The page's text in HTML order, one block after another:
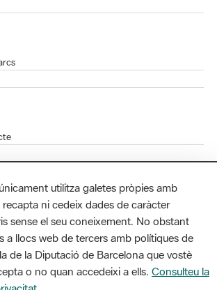
ACCESSIBILITAT
Edifici Llacuna, 1a planta. Badajoz, 49. 08005
428 / xarxaparcs@diba.cat
utilitza galetes pròpies amb
ni cedeix dades de caràcter
sense el seu coneixement. No obstant
a llocs web de tercers amb polítiques de
de la Diputació de Barcelona que vostè
o no quan accedeixi a ells. Consulteu la